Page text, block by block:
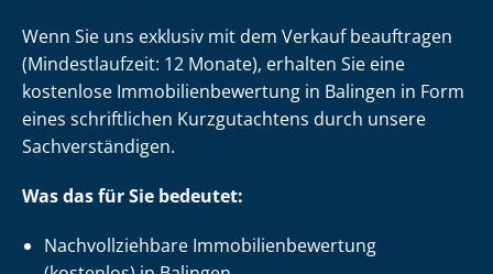
Wenn Sie uns exklusiv mit dem Verkauf beauftragen
(Mindestlaufzeit: 12 Monate), erhalten Sie eine
kostenlose Im­mo­bi­li­en­be­wer­tung in Balingen in Form
eines schriftlichen Kurzgutachtens durch unsere
Sach­ver­stän­di­gen.
Was das für Sie bedeutet:
Nach­voll­zieh­ba­re Im­mo­bi­li­en­be­wer­tung